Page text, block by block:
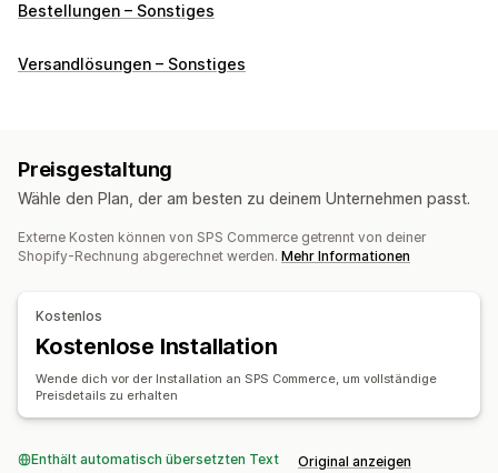
Bestellungen – Sonstiges
Versandlösungen – Sonstiges
Preisgestaltung
Wähle den Plan, der am besten zu deinem Unternehmen passt.
Externe Kosten können von SPS Commerce getrennt von deiner
Shopify-Rechnung abgerechnet werden. Mehr Informationen
Kostenlos
Kostenlose Installation
Wende dich vor der Installation an SPS Commerce, um vollständige
Preisdetails zu erhalten
Enthält automatisch übersetzten Text Original anzeigen